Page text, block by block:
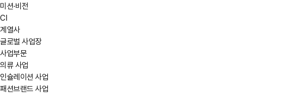
미션·비전
CI
계열사
글로벌 사업장
사업부문
의류 사업
인슐레이션 사업
패션브랜드 사업